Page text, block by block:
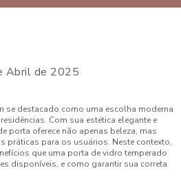
Abril de 2025
se destacado como uma escolha moderna
Com sua estética elegante e
porta oferece não apenas beleza, mas
práticas para os usuários. Neste contexto,
que uma porta de vidro temperado
disponíveis, e como garantir sua correta